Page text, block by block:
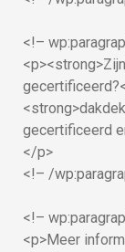
<!–
gecertificeerd
</p>
<!– /
<!–
<p>Meer